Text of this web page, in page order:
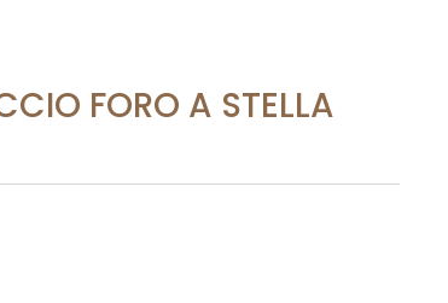
FORO A STELLA